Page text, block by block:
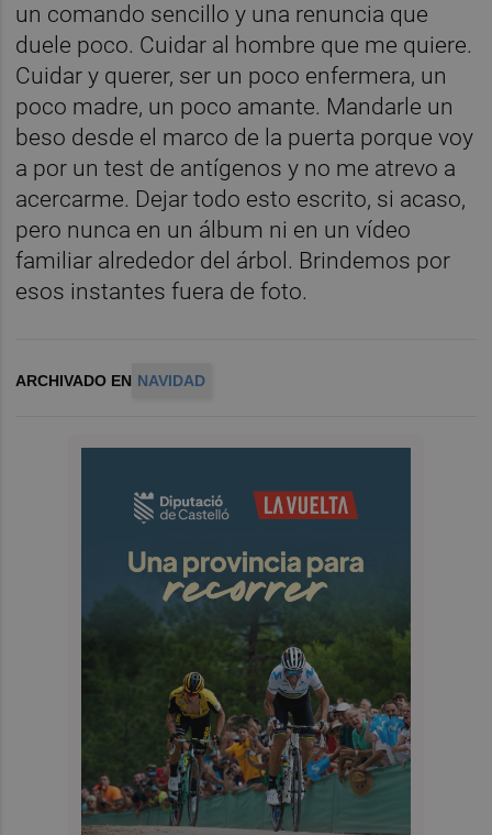
un comando sencillo y una renuncia que
duele poco. Cuidar al hombre que me quiere.
Cuidar y querer, ser un poco enfermera, un
poco madre, un poco amante. Mandarle un
beso desde el marco de la puerta porque voy
a por un test de antígenos y no me atrevo a
acercarme. Dejar todo esto escrito, si acaso,
pero nunca en un álbum ni en un vídeo
familiar alrededor del árbol. Brindemos por
esos instantes fuera de foto.
ARCHIVADO EN NAVIDAD